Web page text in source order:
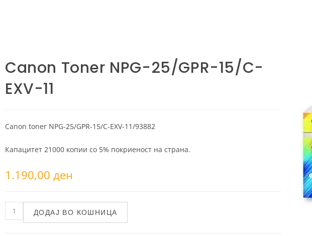
Canon Toner NPG-25/GPR-15/C-
EXV-11
Canon toner NPG-25/GPR-15/C-EXV-11/93882
Капацитет 21000 копии со 5% покриеност на страна.
1.190,00 ден
ДОДАЈ ВО КОШНИЦА